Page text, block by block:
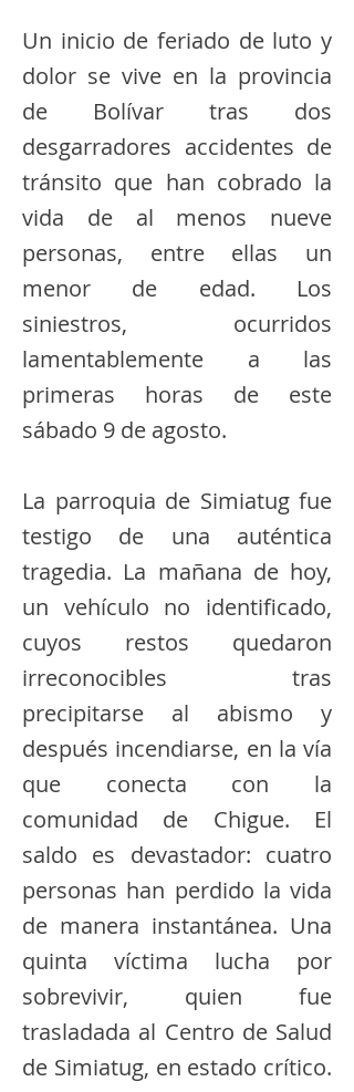
Un inicio de feriado de luto y
dolor se vive en la provincia
de Bolívar tras dos
desgarradores accidentes de
tránsito que han cobrado la
vida de al menos nueve
personas, entre ellas un
menor de edad. Los
siniestros, ocurridos
lamentablemente a las
primeras horas de este
sábado 9 de agosto.
La parroquia de Simiatug fue
testigo de una auténtica
tragedia. La mañana de hoy,
un vehículo no identificado,
cuyos restos quedaron
irreconocibles tras
precipitarse al abismo y
después incendiarse, en la vía
que conecta con la
comunidad de Chigue. El
saldo es devastador: cuatro
personas han perdido la vida
de manera instantánea. Una
quinta víctima lucha por
sobrevivir, quien fue
trasladada al Centro de Salud
de Simiatug, en estado crítico.